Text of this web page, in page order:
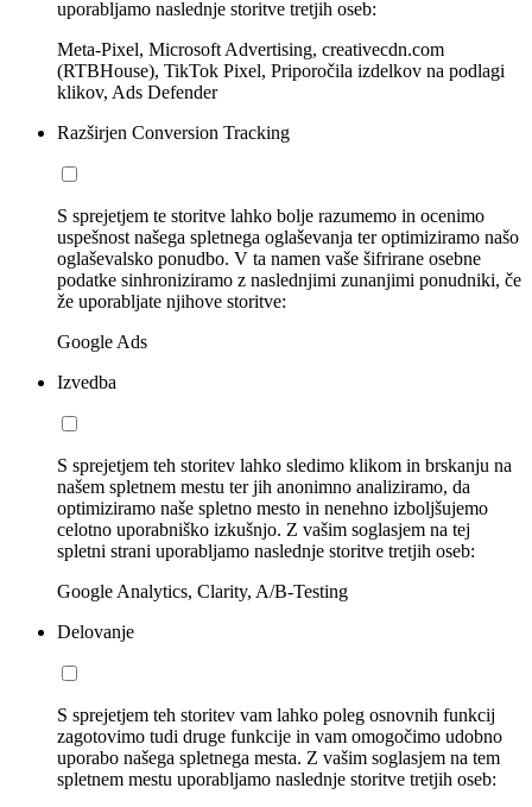
uporabljamo naslednje storitve tretjih oseb:
Meta-Pixel, Microsoft Advertising, creativecdn.com
(RTBHouse), TikTok Pixel, Priporočila izdelkov na podlagi
klikov, Ads Defender
Razširjen Conversion Tracking
S sprejetjem te storitve lahko bolje razumemo in ocenimo
uspešnost našega spletnega oglaševanja ter optimiziramo našo
oglaševalsko ponudbo. V ta namen vaše šifrirane osebne
podatke sinhroniziramo z naslednjimi zunanjimi ponudniki, če
že uporabljate njihove storitve:
Google Ads
Izvedba
S sprejetjem teh storitev lahko sledimo klikom in brskanju na
našem spletnem mestu ter jih anonimno analiziramo, da
optimiziramo naše spletno mesto in nenehno izboljšujemo
celotno uporabniško izkušnjo. Z vašim soglasjem na tej
spletni strani uporabljamo naslednje storitve tretjih oseb:
Google Analytics, Clarity, A/B-Testing
Delovanje
S sprejetjem teh storitev vam lahko poleg osnovnih funkcij
zagotovimo tudi druge funkcije in vam omogočimo udobno
uporabo našega spletnega mesta. Z vašim soglasjem na tem
spletnem mestu uporabljamo naslednje storitve tretjih oseb: